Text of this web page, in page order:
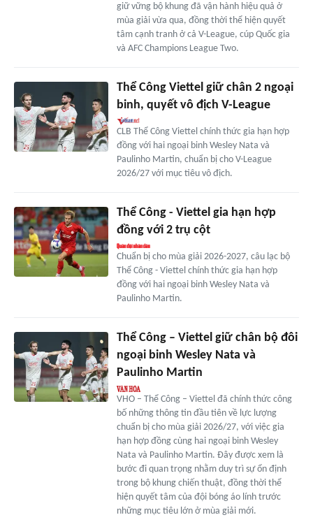
giữ vững bộ khung đã vận hành hiệu quả ở
mùa giải vừa qua, đồng thời thể hiện quyết
tâm cạnh tranh ở cả V-League, cúp Quốc gia
và AFC Champions League Two.
Thể Công Viettel giữ chân 2 ngoại
binh, quyết vô địch V-League
CLB Thể Công Viettel chính thức gia hạn hợp
đồng với hai ngoại binh Wesley Nata và
Paulinho Martin, chuẩn bị cho V-League
2026/27 với mục tiêu vô địch.
Thể Công - Viettel gia hạn hợp
đồng với 2 trụ cột
Chuẩn bị cho mùa giải 2026-2027, câu lạc bộ
Thể Công - Viettel chính thức gia hạn hợp
đồng với hai ngoại binh Wesley Nata và
Paulinho Martin.
Thể Công – Viettel giữ chân bộ đôi
ngoại binh Wesley Nata và
Paulinho Martin
VHO – Thể Công – Viettel đã chính thức công
bố những thông tin đầu tiên về lực lượng
chuẩn bị cho mùa giải 2026/27, với việc gia
hạn hợp đồng cùng hai ngoại binh Wesley
Nata và Paulinho Martin. Đây được xem là
bước đi quan trọng nhằm duy trì sự ổn định
trong bộ khung chiến thuật, đồng thời thể
hiện quyết tâm của đội bóng áo lính trước
những mục tiêu lớn ở mùa giải mới.